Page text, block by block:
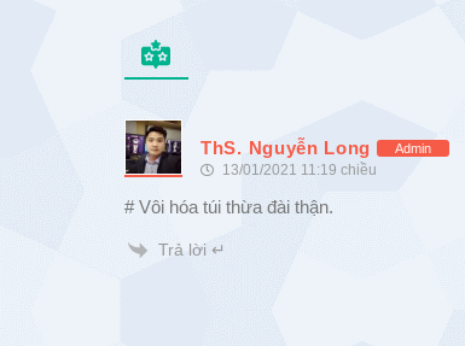
ThS. Nguyễn Long Admin
13/01/2021 11:19 chiều
# Vôi hóa túi thừa đài thận.
Trả lời ↵